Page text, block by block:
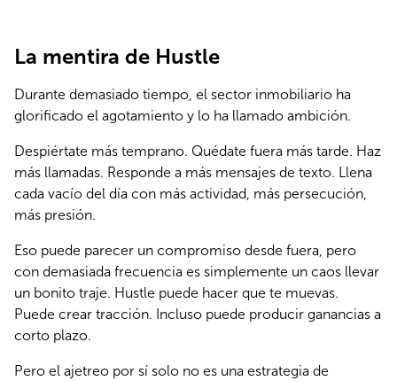
La mentira de Hustle
Durante demasiado tiempo, el sector inmobiliario ha
glorificado el agotamiento y lo ha llamado ambición.
Despiértate más temprano. Quédate fuera más tarde. Haz
más llamadas. Responde a más mensajes de texto. Llena
cada vacío del día con más actividad, más persecución,
más presión.
Eso puede parecer un compromiso desde fuera, pero
con demasiada frecuencia es simplemente un caos llevar
un bonito traje. Hustle puede hacer que te muevas.
Puede crear tracción. Incluso puede producir ganancias a
corto plazo.
Pero el ajetreo por sí solo no es una estrategia de